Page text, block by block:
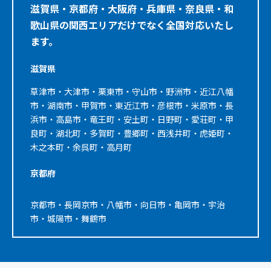
滋賀県・京都府・大阪府・兵庫県・奈良県・和
歌山県の関西エリアだけでなく全国対応いたし
ます。
滋賀県
草津市・大津市・栗東市・守山市・野洲市・近江八幡
市・湖南市・甲賀市・東近江市・彦根市・米原市・長
浜市・高島市・竜王町・安土町・日野町・愛荘町・甲
良町・湖北町・多賀町・豊郷町・西浅井町・虎姫町・
木之本町・余呉町・高月町
京都府
京都市・長岡京市・八幡市・向日市・亀岡市・宇治
市・城陽市・舞鶴市